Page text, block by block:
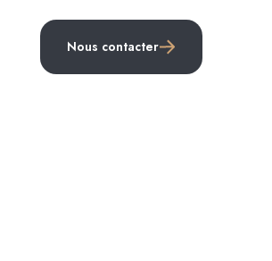
Nous contacter